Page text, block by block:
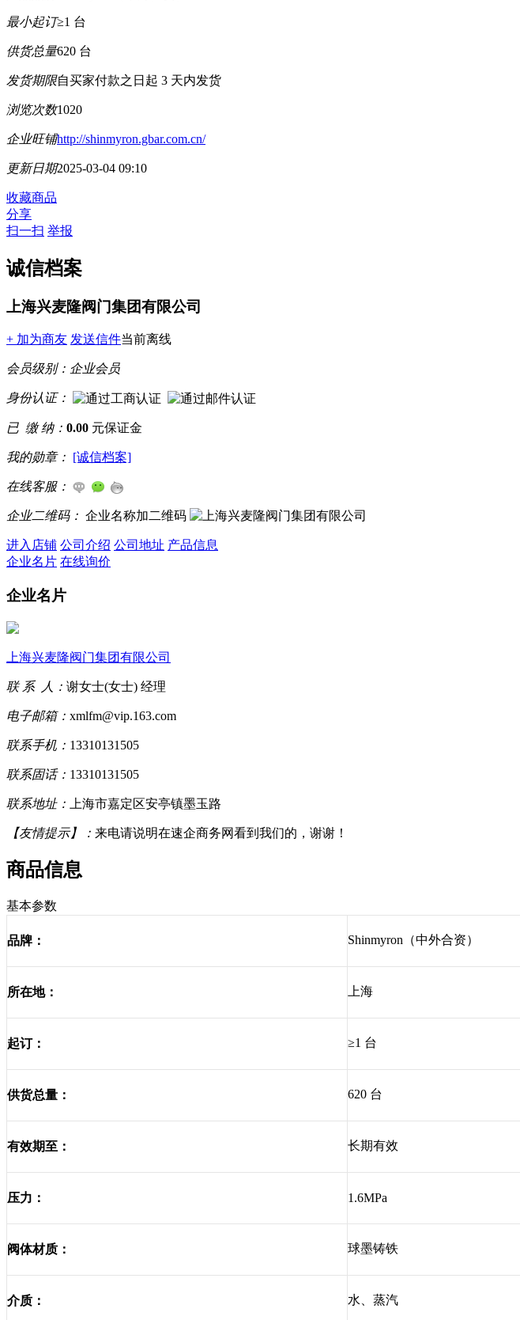
最小起订≥1 台
供货总量620 台
发货期限自买家付款之日起 3 天内发货
浏览次数1020
企业旺铺http://shinmyron.gbar.com.cn/
更新日期2025-03-04 09:10
收藏商品
分享
扫一扫 举报
诚信档案
上海兴麦隆阀门集团有限公司
+ 加为商友 发送信件当前离线
会员级别： 企业会员
身份认证：
已 缴 纳： 0.00 元保证金
我的勋章： [诚信档案]
在线客服：
企业二维码： 企业名称加二维码
进入店铺 公司介绍 公司地址 产品信息
企业名片 在线询价
企业名片
上海兴麦隆阀门集团有限公司
联 系 人： 谢女士(女士) 经理
电子邮箱： xmlfm@vip.163.com
联系手机： 13310131505
联系固话： 13310131505
联系地址： 上海市嘉定区安亭镇墨玉路
【友情提示】： 来电请说明在速企商务网看到我们的，谢谢！
商品信息
基本参数
品牌： Shinmyron（中外合资）
所在地： 上海
起订： ≥1 台
供货总量： 620 台
有效期至： 长期有效
压力： 1.6MPa
阀体材质： 球墨铸铁
介质： 水、蒸汽